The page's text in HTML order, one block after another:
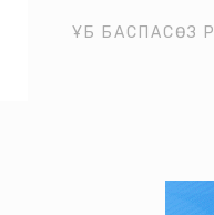
ҰБ БАСПАСӨЗ